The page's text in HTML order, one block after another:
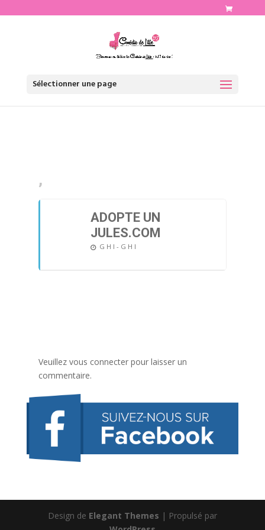
Sélectionner une page
,
ADOPTE UN
JULES.COM
G H I - G H I
Veuillez vous connecter pour laisser un
commentaire.
Design de Elegant Themes | Propulsé par